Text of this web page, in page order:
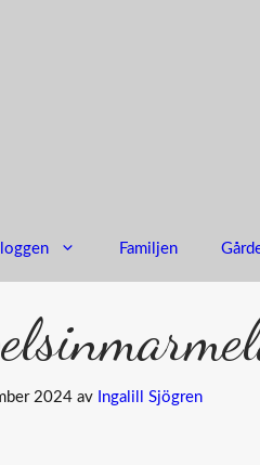
Familjen
2024 av Ingalill Sjögren